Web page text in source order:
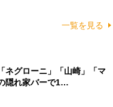
一覧を見る
ネグローニ」「山崎」「マ
隠れ家バーで1…